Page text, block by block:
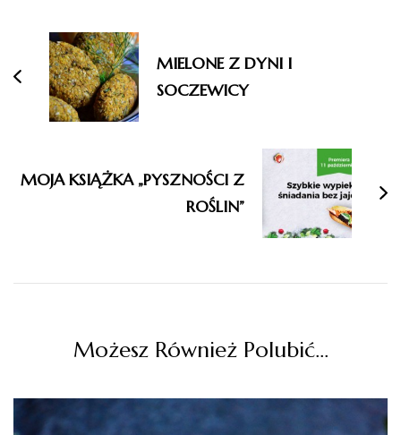
wpisu
MIELONE Z DYNI I
SOCZEWICY
MOJA KSIĄŻKA „PYSZNOŚCI Z
ROŚLIN”
Możesz Również Polubić…